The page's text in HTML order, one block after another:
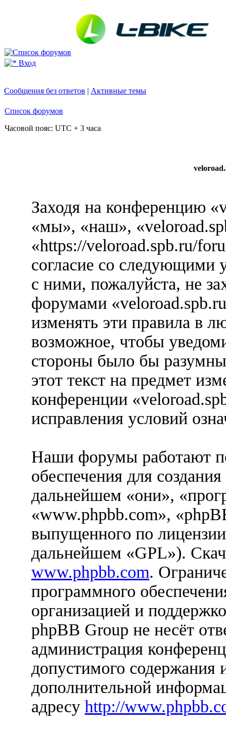
Вход
Сообщения без ответов | Активные темы
Список форумов
Часовой пояс: UTC + 3 часа
Заходя на конференцию
«мы», «наш»,
«https://veloroad.spb.ru/
согласие со следующими
с ними, пожалуйста, не
форумами
изменять эти правила в
возможное, чтобы
стороны было бы
этот текст на предмет
конференции
исправления условий
Наши форумы работают
обеспечения для
дальнейшем «они»,
«www.phpbb.com»,
выпущенного по
дальнейшем «GPL»).
www.phpbb.com.
программного
организацией и
phpBB Group не несёт
администрация
допустимого содержания
дополнительной
адресу http://